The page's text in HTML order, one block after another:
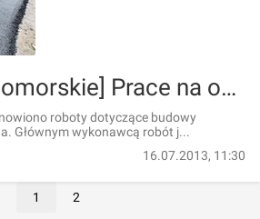
[kujawsko-pomorskie] Prace na obwodnicy Mroczy wznowione
roboty dotyczące budowy
Głównym wykonawcą robót j...
16.07.2013, 11:30
1 2